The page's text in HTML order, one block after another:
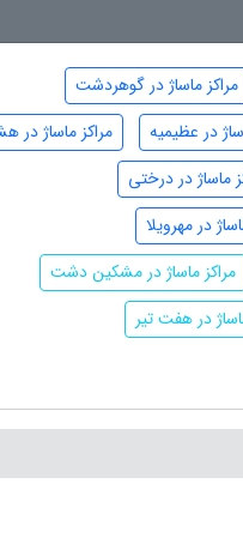
مراکز ماساژ در گوهردشت
در عظیمیه
مراکز ماساژ در
ماساژ در درختی
در مهرویلا
مراکز ماساژ در مشکین دشت
در هفت تیر